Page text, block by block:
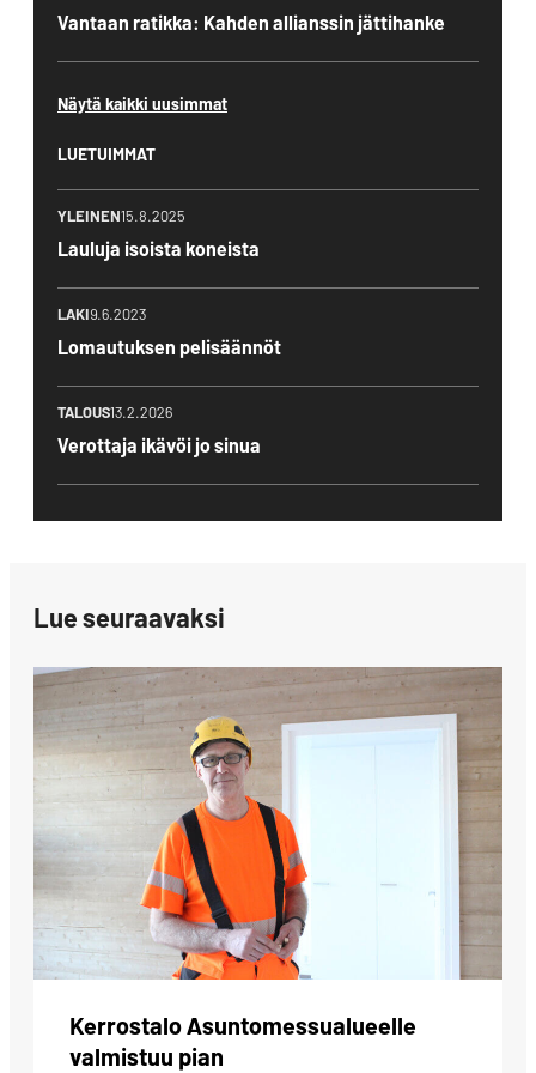
Vantaan ratikka: Kahden allianssin jättihanke
Näytä kaikki uusimmat
LUETUIMMAT
YLEINEN15.8.2025
Lauluja isoista koneista
LAKI9.6.2023
Lomautuksen pelisäännöt
TALOUS13.2.2026
Verottaja ikävöi jo sinua
Lue seuraavaksi
Kerrostalo Asuntomessualueelle
valmistuu pian